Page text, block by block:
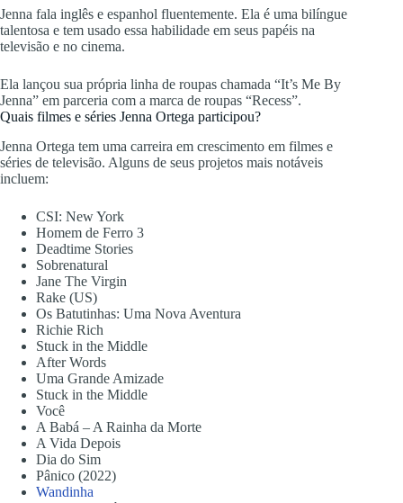
Jenna fala inglês e espanhol fluentemente. Ela é uma bilíngue
talentosa e tem usado essa habilidade em seus papéis na
televisão e no cinema.
Ela lançou sua própria linha de roupas chamada “It’s Me By
Jenna” em parceria com a marca de roupas “Recess”.
Quais filmes e séries Jenna Ortega participou?
Jenna Ortega tem uma carreira em crescimento em filmes e
séries de televisão. Alguns de seus projetos mais notáveis
incluem:
CSI: New York
Homem de Ferro 3
Deadtime Stories
Sobrenatural
Jane The Virgin
Rake (US)
Os Batutinhas: Uma Nova Aventura
Richie Rich
Stuck in the Middle
After Words
Uma Grande Amizade
Stuck in the Middle
Você
A Babá – A Rainha da Morte
A Vida Depois
Dia do Sim
Pânico (2022)
Wandinha